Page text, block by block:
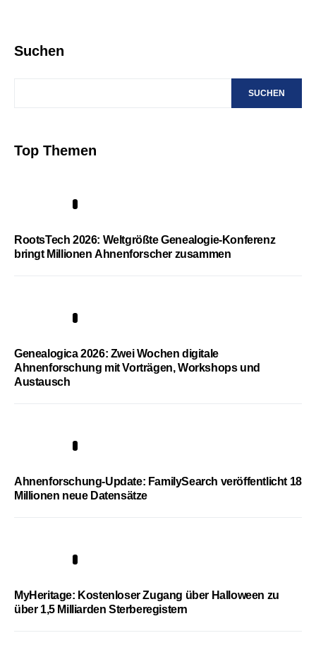
Suchen
SUCHEN
Top Themen
RootsTech 2026: Weltgrößte Genealogie-Konferenz
bringt Millionen Ahnenforscher zusammen
Genealogica 2026: Zwei Wochen digitale
Ahnenforschung mit Vorträgen, Workshops und
Austausch
Ahnenforschung-Update: FamilySearch veröffentlicht 18
Millionen neue Datensätze
MyHeritage: Kostenloser Zugang über Halloween zu
über 1,5 Milliarden Sterberegistern